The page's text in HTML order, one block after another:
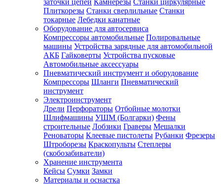
заточки цепей Камнерезы Станки циркулярные
Плиткорезы Станки сверлильные Станки
токарные Лебедки канатные
Оборудование для автосервиса
Компрессоры автомобильные Полировальные
машины Устройства зарядные для автомобильной
АКБ Гайковерты Устройства пусковые
Автомобильные аксессуары
Пневматический инструмент и оборудование
Компрессоры Шланги Пневматический
инструмент
Электроинструмент
Дрели Перфораторы Отбойные молотки
Шлифмашины УШМ (Болгарки) Фены
строительные Лобзики Граверы Мешалки
Реноваторы Клеевые пистолеты Рубанки Фрезеры
Штроборезы Краскопульты Степлеры
(скобозабиватели)
Хранение инструмента
Кейсы Сумки Замки
Материалы и оснастка